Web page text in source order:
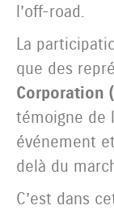
l’off-road.
La
que des
Corporation
témoigne de
événement
delà du
C’est dans